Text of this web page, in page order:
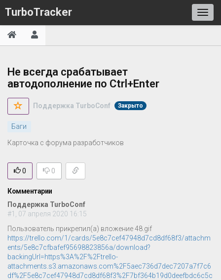
TurboTracker
Не всегда срабатывает
автодополнение по Ctrl+Enter
Поддержка TurboConf Закрыто
Баги
Карточка с форума разработчиков
0 0
Комментарии
Поддержка TurboConf
#1, 07 апреля 2020 16:15
Пользователь прикрепил(а) вложение 48.gif
https://trello.com/1/cards/5e8c7cef47948d7cd8df68f3/attachm
ents/5e8c7cfbafef95698823856a/download?
backingUrl=https%3A%2F%2Ftrello-
attachments.s3.amazonaws.com%2F5aec736d7dec7207a7f7c6
df%2F5e8c7cef47948d7cd8df68f3%2F7bf364b19d0deefbdc6c5c